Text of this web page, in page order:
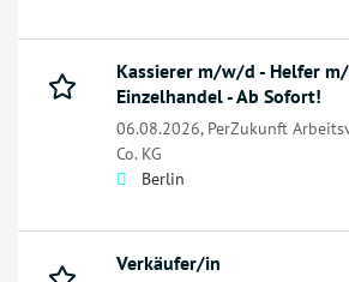
Kassierer m/w/d - Helfer
Einzelhandel - Ab Sofort!
06.08.2026, PerZukunft
Co. KG
Berlin
Verkäufer/in